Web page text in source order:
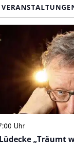
Uhr
„Träumt